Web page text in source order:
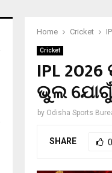
Home Cricket
Cricket
IPL
ଭୁଲ ଯୋଗୁଁ
by Odisha Sports
SHARE 0